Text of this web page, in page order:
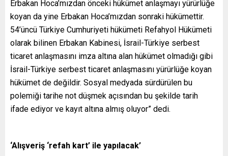
Erbakan Hoca’mızdan önceki hükümet anlaşmayı yürürlüğe
koyan da yine Erbakan Hoca’mızdan sonraki hükümettir.
54’üncü Türkiye Cumhuriyeti hükümeti Refahyol Hükümeti
olarak bilinen Erbakan Kabinesi, İsrail-Türkiye serbest
ticaret anlaşmasını imza altına alan hükümet olmadığı gibi
İsrail-Türkiye serbest ticaret anlaşmasını yürürlüğe koyan
hükümet de değildir. Sosyal medyada sürdürülen bu
polemiği tarihe not düşmek açısından bu şekilde tarih
ifade ediyor ve kayıt altına almış oluyor” dedi.
‘Alışveriş ‘refah kart’ ile yapılacak’